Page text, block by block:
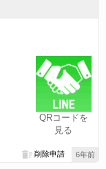
QRコードを
見る
6年前
削除申請